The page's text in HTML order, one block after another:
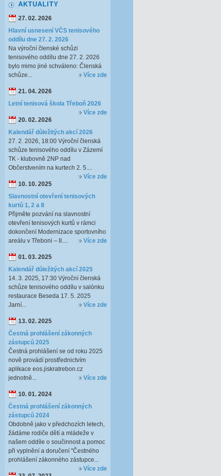
AKTUALITY
27. 02. 2026
Hlavní usnesení VČS tenisového
oddílu dne 27. 2. 2026
Na výroční členské schůzi
tenisového oddílu dne 27. 2. 2026
bylo mimo jiné schváleno: Členská
schůze...
Více zde
21. 04. 2026
Letní tenisová škola Třeboň 2026
Více zde
20. 02. 2026
Kalendář důležitých akcí 2026
27. 2. 2026, 18:00 Výroční členská
schůze tenisového oddílu v Zázemí
TK - klubovně 2NP nad
Občerstvením na kurtech 2. 5....
Více zde
10. 10. 2025
Slavnostní otevření tenisových
kurtů 1, 2 a 8
Přijměte pozvání na slavnostní
otevření tenisových kurtů v rámci
dokončení Modernizace sportovního
areálu v Třeboni – II....
Více zde
01. 03. 2025
Kalendář důležitých akcí 2025
14. 3. 2025, 17:30 Výroční členská
schůze tenisového oddílu v salónku
restaurace Beseda 17. 5. 2025
Jarní...
Více zde
13. 02. 2025
Čestná prohlášení zákonných
zástupců 2025
Čestná prohlášení se od roku 2025
nově provádí prostřednictvím
aplikace eos.jiskratrebon.cz
jednotně...
Více zde
10. 01. 2024
Čestná prohlášení zákonných
zástupců 2024
Obdobně jako v předchozích letech,
žádáme rodiče dětí a mládeže v
našem oddíle o součinnost a pomoc
při vyplnění a doručení "Čestného
prohlášení zákonného zástupce...
Více zde